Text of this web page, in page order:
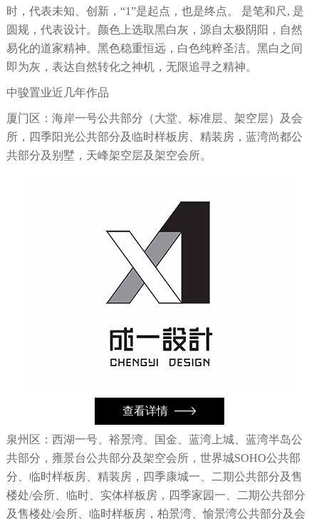
时，代表未知、创新，“1”是起点，也是终点。 是笔和尺, 是
圆规，代表设计。颜色上选取黑白灰，源自太极阴阳，自然
易化的道家精神。黑色稳重恒远，白色纯粹圣洁。黑白之间
即为灰，表达自然转化之神机，无限追寻之精神。
中骏置业近几年作品
厦门区：海岸一号公共部分（大堂、标准层、架空层）及会
所，四季阳光公共部分及临时样板房、精装房，蓝湾尚都公
共部分及别墅，天峰架空层及架空会所。
查看详情
泉州区：西湖一号、裕景湾、国金、蓝湾上城、蓝湾半岛公
共部分，雍景台公共部分及架空会所，世界城SOHO公共部
分、临时样板房、精装房，四季康城一、二期公共部分及售
楼处/会所、临时、实体样板房，四季家园一、二期公共部分
及售楼处/会所、临时样板房，柏景湾、愉景湾公共部分及会